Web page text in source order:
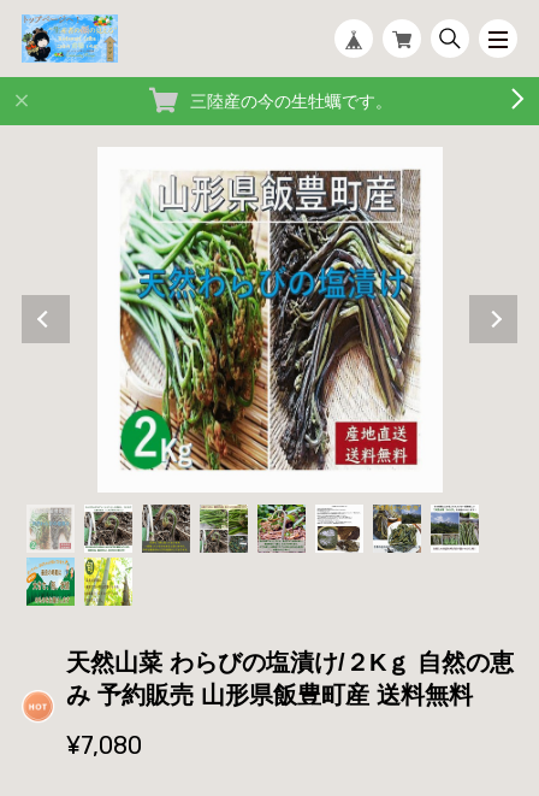
三陸産の今の生牡蠣です。
天然山菜 わらびの塩漬け/２Kｇ 自然の恵
み 予約販売 山形県飯豊町産 送料無料
¥7,080